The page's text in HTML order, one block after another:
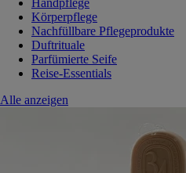
Körperpflege
Nachfüllbare Pflegeprodukte
Duftrituale
Parfümierte Seife
Reise-Essentials
Alle anzeigen